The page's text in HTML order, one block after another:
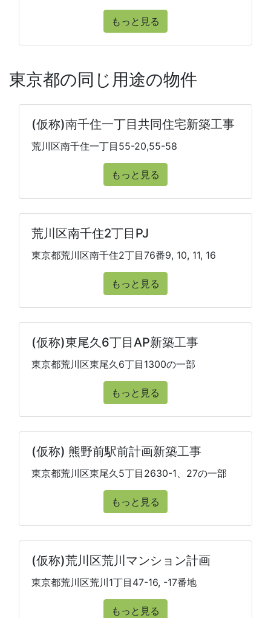
もっと見る
東京都の同じ用途の物件
(仮称)南千住一丁目共同住宅新築工事
荒川区南千住一丁目55-20,55-58
もっと見る
荒川区南千住2丁目PJ
東京都荒川区南千住2丁目76番9, 10, 11, 16
もっと見る
(仮称)東尾久6丁目AP新築工事
東京都荒川区東尾久6丁目1300の一部
もっと見る
(仮称) 熊野前駅前計画新築工事
東京都荒川区東尾久5丁目2630-1、27の一部
もっと見る
(仮称)荒川区荒川マンション計画
東京都荒川区荒川1丁目47-16, -17番地
もっと見る